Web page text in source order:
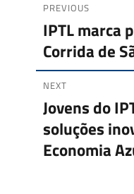
Navegação
de
artigos
PREVIOUS
Previous
post:
IPTL marca
Corrida de
NEXT
Next
post:
Jovens do
soluções
Economia